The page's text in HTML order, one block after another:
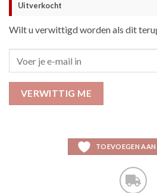
Uitverkocht
Wilt u verwittigd worden als dit
VERWITTIG ME
TOEVOEGEN AAN